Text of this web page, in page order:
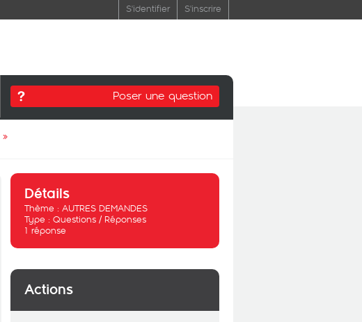
S'identifier S'inscrire
Poser une question
»
Détails
Thème : AUTRES DEMANDES
Type : Questions / Réponses
1 réponse
Actions